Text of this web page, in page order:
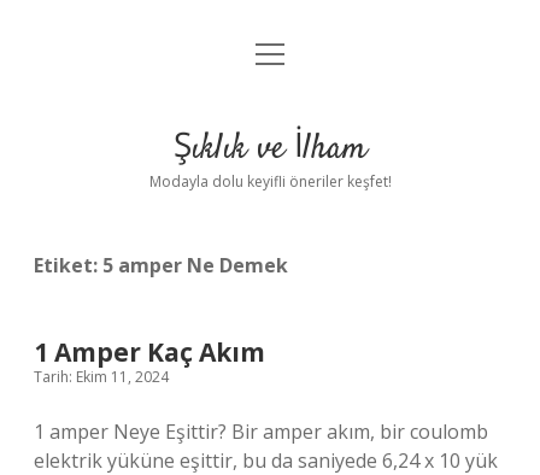
Anasayfa
Yasal Uyarı
menüyü
Şıklık ve İlham
Modayla dolu keyifli öneriler keşfet!
Etiket: 5 amper Ne Demek
1 Amper Kaç Akım
Tarih: Ekim 11, 2024
1 amper Neye Eşittir? Bir amper akım, bir coulomb
elektrik yüküne eşittir, bu da saniyede 6,24 x 10 yük